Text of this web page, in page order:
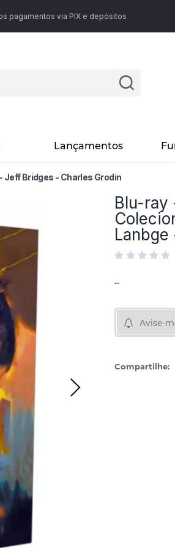
pagamentos via PIX e depósitos
Lançamentos
Jeff Bridges - Charles Grodin
Blu-ray
Avise-
Compartilhe: